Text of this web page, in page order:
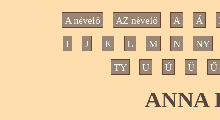
A névelő AZ névelő A Á
I J K L M N NY
TY U Ú Ü Ű
ANNA